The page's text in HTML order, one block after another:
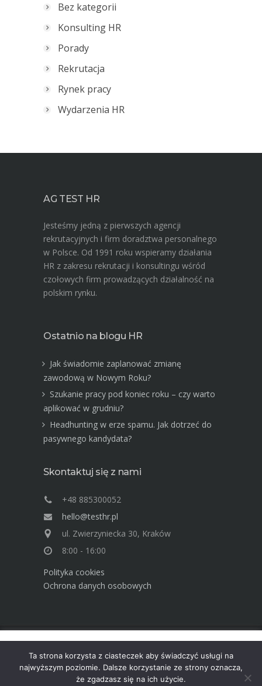
Bez kategorii
Konsulting HR
Porady
Rekrutacja
Rynek pracy
Wydarzenia HR
AG TEST HR
Jesteśmy jedną z pierwszych agencji
rekrutacyjnych i firm doradztwa personalnego
w Polsce. Od 1991 roku wspieramy działania
HR z zakresu rekrutacji i konsultingu wśród
czołowych firm prowadzących działalność na
polskim rynku.
Ostatnio na blogu HR
Jak świadomie zaplanować zmianę
zawodową w Nowym Roku?
Szukanie pracy pod koniec roku – czy warto
aplikować w grudniu?
Headhunting w erze spamu. Jak dotrzeć do
pasywnego kandydata?
Skontaktuj się z nami
+48 885300052
hello@testhr.pl
ul. Zwierzyniecka 30, Kraków
8:00 - 16:00
Polityka cookies
Ochrona danych osobowych
Advisory Group TEST Human Resources ©
2025
używania. Korzystając ze strony wyrażasz zgodę na używanie
cookies, zgodnie z aktualnymi ustawieniami przeglądarki.
Ta strona korzysta z ciasteczek aby świadczyć usługi na
najwyższym poziomie. Dalsze korzystanie ze strony oznacza,
że zgadzasz się na ich użycie.